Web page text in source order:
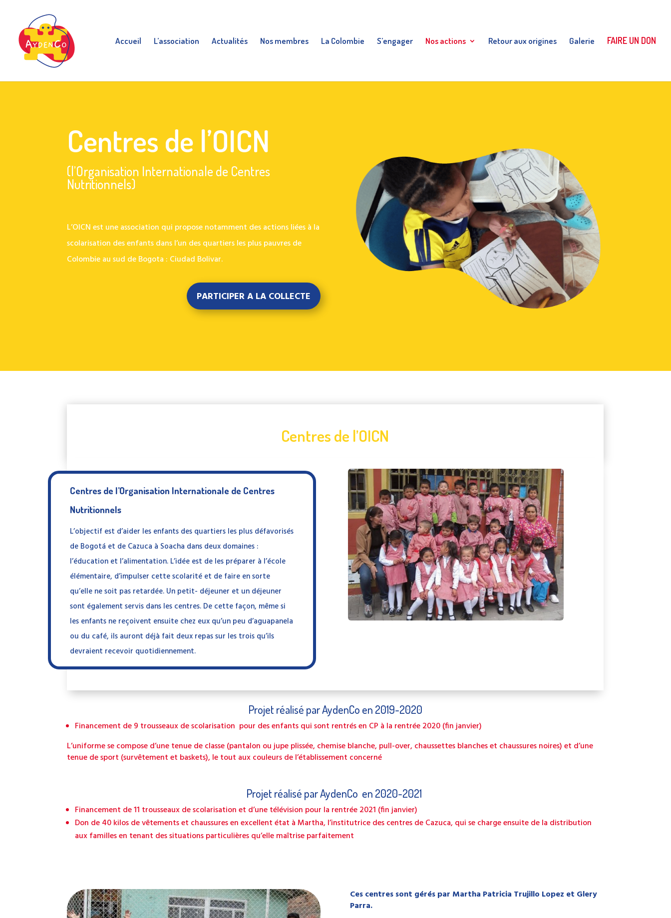
Accueil L’association Actualités Nos membres La Colombie S’engager Nos actions Retour aux origines Galerie FAIRE UN DON
Centres de l’OICN
(l’Organisation Internationale de Centres
Nutritionnels)
L’OICN est une association qui propose notamment des actions liées à la
scolarisation des enfants dans l’un des quartiers les plus pauvres de
Colombie au sud de Bogota : Ciudad Bolivar.
PARTICIPER A LA COLLECTE
Centres de l’OICN
Centres de l’Organisation Internationale de Centres
Nutritionnels
L’objectif est d’aider les enfants des quartiers les plus défavorisés
de Bogotá et de Cazuca à Soacha dans deux domaines :
l’éducation et l’alimentation. L’idée est de les préparer à l’école
élémentaire, d’impulser cette scolarité et de faire en sorte
qu’elle ne soit pas retardée. Un petit- déjeuner et un déjeuner
sont également servis dans les centres. De cette façon, même si
les enfants ne reçoivent ensuite chez eux qu’un peu d’aguapanela
ou du café, ils auront déjà fait deux repas sur les trois qu’ils
devraient recevoir quotidiennement.
Projet réalisé par AydenCo en 2019-2020
Financement de 9 trousseaux de scolarisation pour des enfants qui sont rentrés en CP à la rentrée 2020 (fin janvier)
L’uniforme se compose d’une tenue de classe (pantalon ou jupe plissée, chemise blanche, pull-over, chaussettes blanches et chaussures noires) et d’une
tenue de sport (survêtement et baskets), le tout aux couleurs de l’établissement concerné
Projet réalisé par AydenCo en 2020-2021
Financement de 11 trousseaux de scolarisation et d’une télévision pour la rentrée 2021 (fin janvier)
Don de 40 kilos de vêtements et chaussures en excellent état à Martha, l’institutrice des centres de Cazuca, qui se charge ensuite de la distribution
aux familles en tenant des situations particulières qu’elle maîtrise parfaitement
Ces centres sont gérés par Martha Patricia Trujillo Lopez et Glery
Parra.